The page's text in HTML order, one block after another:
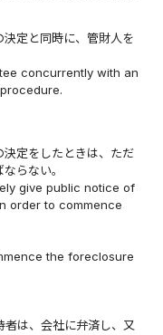
定と同時に、管財人を
concurrently with an
定をしたときは、ただ
らない。
give public notice of
order to commence
the foreclosure
は、会社に弁済し、又